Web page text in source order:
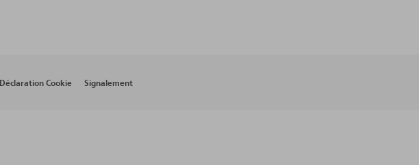
Déclaration Cookie Signalement